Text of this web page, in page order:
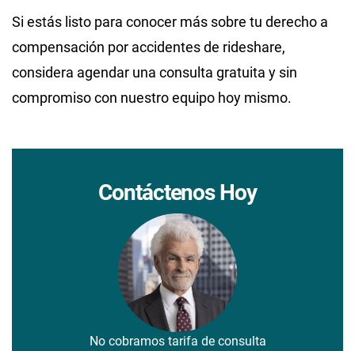
Si estás listo para conocer más sobre tu derecho a
compensación por accidentes de rideshare,
considera agendar una consulta gratuita y sin
compromiso con nuestro equipo hoy mismo.
Contáctenos Hoy
No cobramos tarifa de consulta